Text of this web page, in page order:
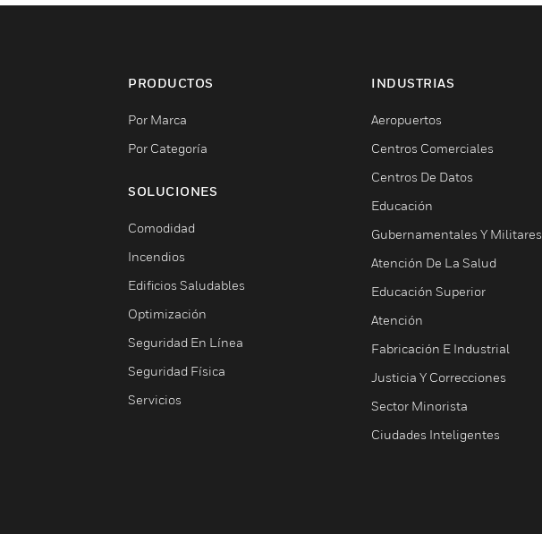
PRODUCTOS
Por Marca
Por Categoría
SOLUCIONES
Comodidad
Incendios
Edificios Saludables
Optimización
Seguridad En Línea
Seguridad Física
Servicios
INDUSTRIAS
Aeropuertos
Centros Comerciales
Centros De Datos
Educación
Gubernamentales Y Militares
Atención De La Salud
Educación Superior
Atención
Fabricación E Industrial
Justicia Y Correcciones
Sector Minorista
Ciudades Inteligentes